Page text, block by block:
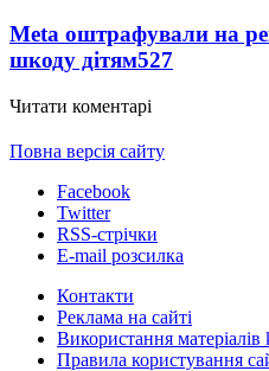
Meta оштрафували на
шкоду дітям527
Читати коментарі
Повна версія сайту
Facebook
Twitter
RSS-стрічки
E-mail розсилка
Контакти
Реклама на сайті
Використання матеріалів
Правила користування